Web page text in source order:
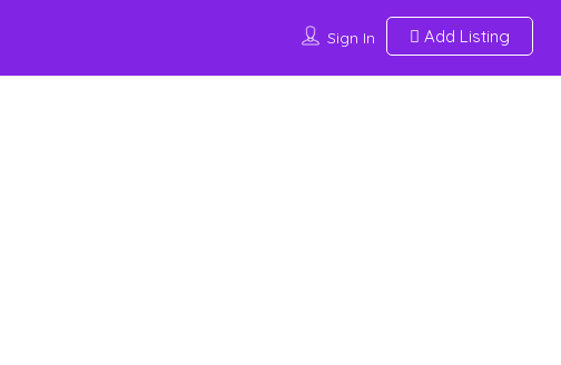
Sign In Add Listing